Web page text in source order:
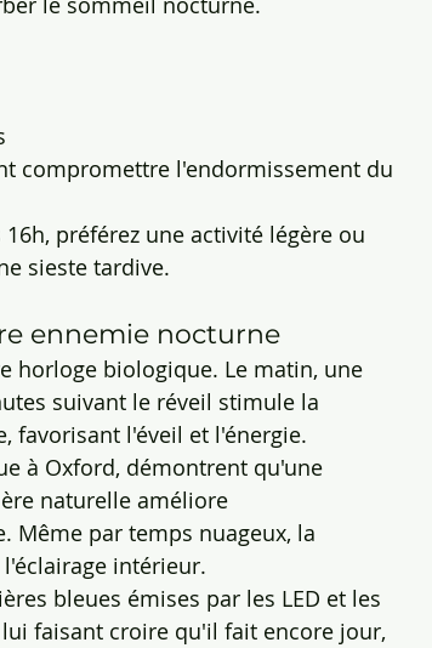
compromettre l'endormissement du
préférez une activité légère ou
sieste tardive.
ennemie nocturne
horloge biologique. Le matin, une
suivant le réveil stimule la
favorisant l'éveil et l'énergie.
à Oxford, démontrent qu'une
naturelle améliore
Même par temps nuageux, la
intérieur.
bleues émises par les LED et les
faisant croire qu'il fait encore jour,